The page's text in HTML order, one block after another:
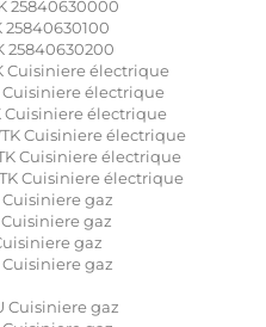
25840630000
25840630100
25840630200
Cuisiniere électrique
Cuisiniere électrique
Cuisiniere électrique
Cuisiniere électrique
Cuisiniere électrique
Cuisiniere électrique
Cuisiniere gaz
gaz
gaz
Cuisiniere gaz
Cuisiniere gaz